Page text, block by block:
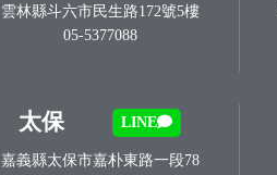
雲林縣斗六市民生路172號5樓
05-5377088
太保 LINE
嘉義縣太保市嘉朴東路一段78